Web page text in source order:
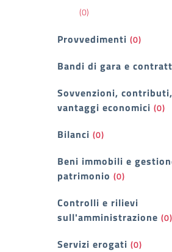
(0)
Provvedimenti (0)
Bandi di gara e
Sovvenzioni,
vantaggi economici (0)
Bilanci (0)
Beni immobili e
patrimonio (0)
Controlli e rilievi
sull'amministrazione (0)
Servizi erogati (0)